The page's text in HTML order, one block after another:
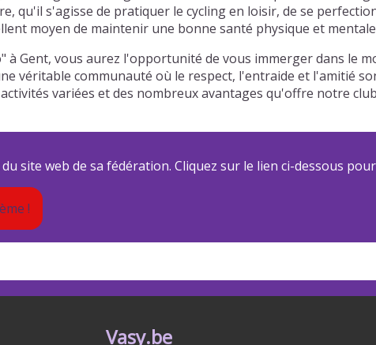
qu'il s'agisse de pratiquer le cycling en loisir, de se
moyen de maintenir une bonne santé physique et
Gent, vous aurez l'opportunité de vous immerger dans le
véritable communauté où le respect, l'entraide et l'amitié
variées et des nombreux avantages qu'offre notre
site web de sa fédération. Cliquez sur le lien ci-dessous
!
Vasy.be